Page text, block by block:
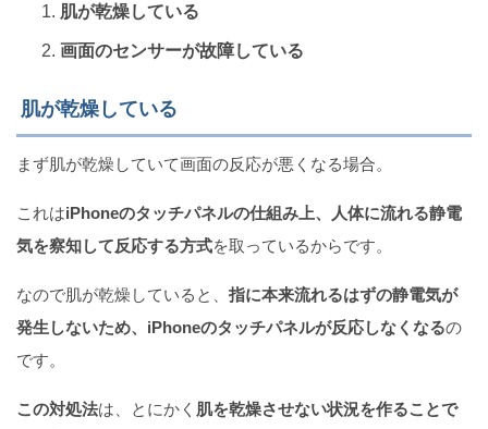
肌が乾燥している
画面のセンサーが故障している
肌が乾燥している
まず肌が乾燥していて画面の反応が悪くなる場合。
これはiPhoneのタッチパネルの仕組み上、人体に流れる静電
気を察知して反応する方式を取っているからです。
なので肌が乾燥していると、 指に本来流れるはずの静電気が
発生しないため、iPhoneのタッチパネルが反応しなくなるの
です。
この対処法は、とにかく 肌を乾燥させない状況を作ることで